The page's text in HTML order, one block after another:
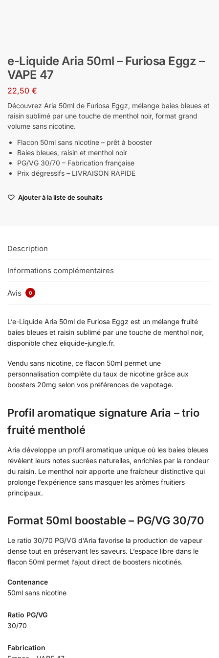
e-Liquide Aria 50ml – Furiosa Eggz –
VAPE 47
22,50 €
Découvrez Aria 50ml de Furiosa Eggz, mélange baies bleues et
raisin sublimé par une touche de menthol noir, format grand
volume sans nicotine.
Flacon 50ml sans nicotine – prêt à booster
Baies bleues, raisin et menthol noir
PG/VG 30/70 – Fabrication française
Prix dégressifs – LIVRAISON RAPIDE
Ajouter à la liste de souhaits
Description
Informations complémentaires
Avis 0
L’e-Liquide Aria 50ml de Furiosa Eggz est un mélange fruité
baies bleues et raisin sublimé par une touche de menthol noir,
disponible chez eliquide-jungle.fr.
Vendu sans nicotine, ce flacon 50ml permet une
personnalisation complète du taux de nicotine grâce aux
boosters 20mg selon vos préférences de vapotage.
Profil aromatique signature Aria – trio
fruité mentholé
Aria développe un profil aromatique unique où les baies bleues
révèlent leurs notes sucrées naturelles, enrichies par la rondeur
du raisin. Le menthol noir apporte une fraîcheur distinctive qui
prolonge l’expérience sans masquer les arômes fruitiers
principaux.
Format 50ml boostable – PG/VG 30/70
Le ratio 30/70 PG/VG d’Aria favorise la production de vapeur
dense tout en préservant les saveurs. L’espace libre dans le
flacon 50ml permet l’ajout direct de boosters nicotinés.
Contenance
50ml sans nicotine
Ratio PG/VG
30/70
Fabrication